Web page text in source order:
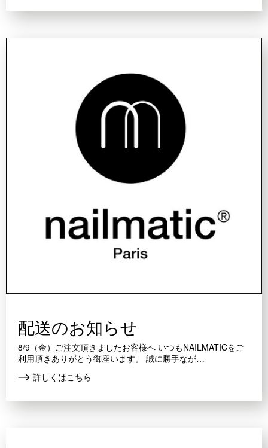
配送のお知らせ
8/9（金）ご注文頂きましたお客様へ いつもNAILMATICをご
利用頂きありがとう御座います。 誠に勝手なが…
詳しくはこちら